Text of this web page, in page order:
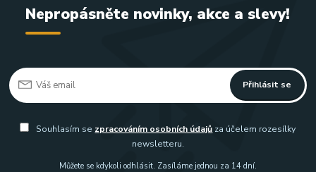
Nepropásněte novinky, akce a slevy!
Přihlásit se
Souhlasím se zpracováním osobních údajů za účelem rozesílky
newsletteru.
Můžete se kdykoli odhlásit. Zasíláme jednou za 14 dní.